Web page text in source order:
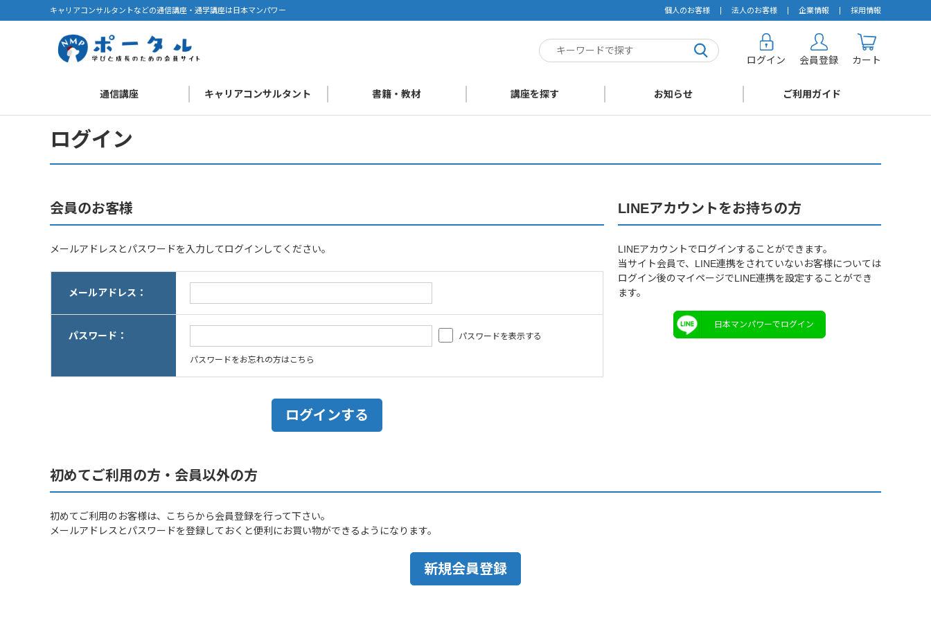
キャリアコンサルタントなどの通信講座・通学講座は日本マンパワー 個人のお客様 法人のお客様 企業情報 採用情報
ログイン 会員登録 カート
通信講座 キャリアコンサルタント 書籍・教材 講座を探す お知らせ ご利用ガイド
ログイン
会員のお客様
メールアドレスとパスワードを入力してログインしてください。
メールアドレス：
パスワード： パスワードを表示する
パスワードをお忘れの方はこちら
LINEアカウントをお持ちの方
LINEアカウントでログインすることができます。
当サイト会員で、LINE連携をされていないお客様については
ログイン後のマイページでLINE連携を設定することができ
ます。
日本マンパワーでログイン
初めてご利用の方・会員以外の方
初めてご利用のお客様は、こちらから会員登録を行って下さい。
メールアドレスとパスワードを登録しておくと便利にお買い物ができるようになります。